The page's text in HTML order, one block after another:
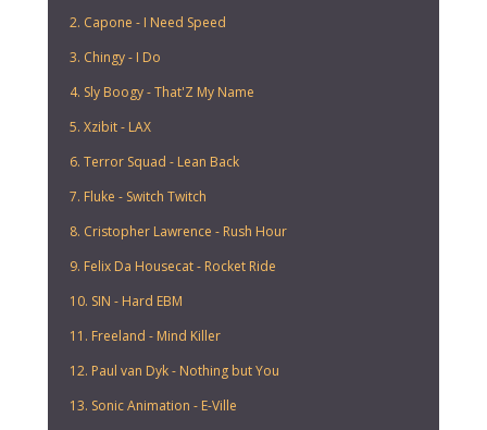
2. Capone - I Need Speed
3. Chingy - I Do
4. Sly Boogy - That'Z My Name
5. Xzibit - LAX
6. Terror Squad - Lean Back
7. Fluke - Switch Twitch
8. Cristopher Lawrence - Rush Hour
9. Felix Da Housecat - Rocket Ride
10. SIN - Hard EBM
11. Freeland - Mind Killer
12. Paul van Dyk - Nothing but You
13. Sonic Animation - E-Ville